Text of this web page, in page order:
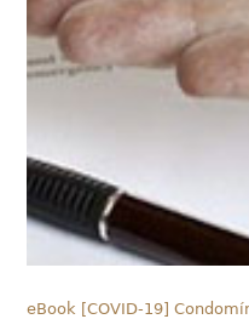
eBook [COVID-19]